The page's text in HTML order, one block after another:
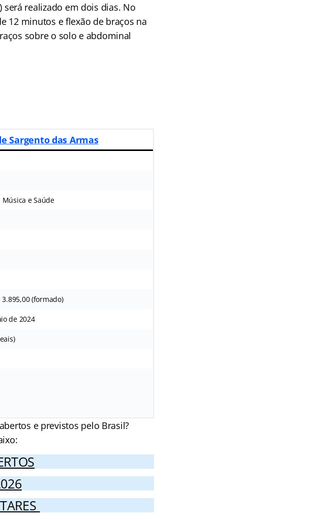
será realizado em dois dias. No
12 minutos e flexão de braços na
sobre o solo e abdominal
Sargento das Armas
Música e Saúde
3.895,00 (formado)
de 2024
e previstos pelo Brasil?